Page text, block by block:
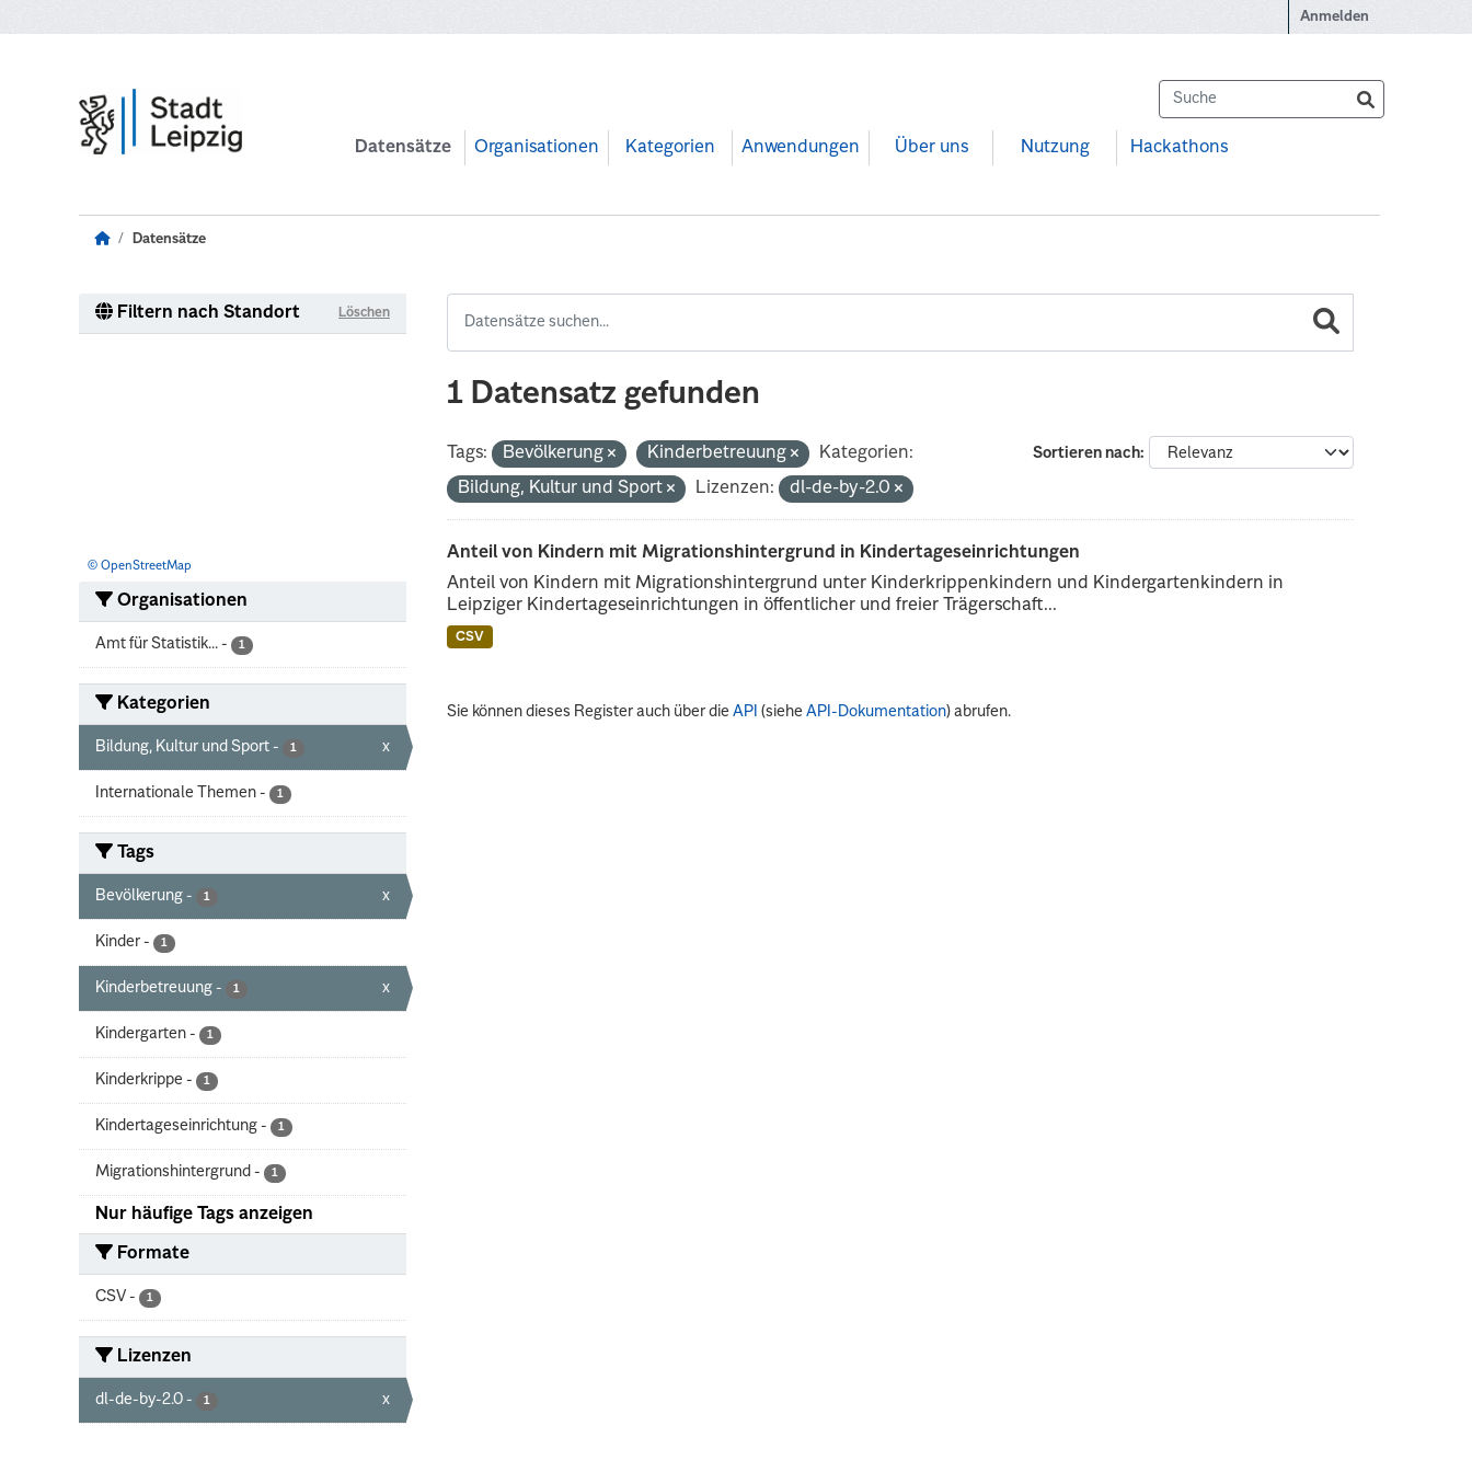
Anmelden
Datensätze Organisationen Kategorien Anwendungen Über uns Nutzung Hackathons
Datensätze
Filtern nach Standort Löschen
© OpenStreetMap
Organisationen
Amt für Statistik... - 1
Kategorien
Bildung, Kultur und Sport - 1 x
Internationale Themen - 1
Tags
Bevölkerung - 1 x
Kinder - 1
Kinderbetreuung - 1 x
Kindergarten - 1
Kinderkrippe - 1
Kindertageseinrichtung - 1
Migrationshintergrund - 1
Nur häufige Tags anzeigen
Formate
CSV - 1
Lizenzen
dl-de-by-2.0 - 1 x
1 Datensatz gefunden
Sortieren nach
Tags: Bevölkerung Kinderbetreuung
Kategorien:
Bildung, Kultur und Sport
Lizenzen: dl-de-by-2.0
Anteil von Kindern mit Migrationshintergrund in Kindertageseinrichtungen
Anteil von Kindern mit Migrationshintergrund unter Kinderkrippenkindern und Kindergartenkindern in
Leipziger Kindertageseinrichtungen in öffentlicher und freier Trägerschaft...
CSV
Sie können dieses Register auch über dieAPI (sieheAPI-Dokumentation) abrufen.